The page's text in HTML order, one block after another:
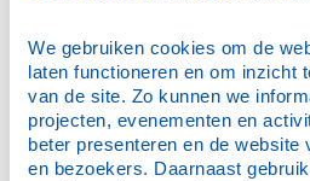
We gebruiken cookies om de
laten functioneren en om inzicht
van de site. Zo kunnen we
projecten, evenementen en
beter presenteren en de website
en bezoekers. Daarnaast
Wachtwoord*
Dit is mijn privécomputer,
maximaal 30 dagen ingelogd)